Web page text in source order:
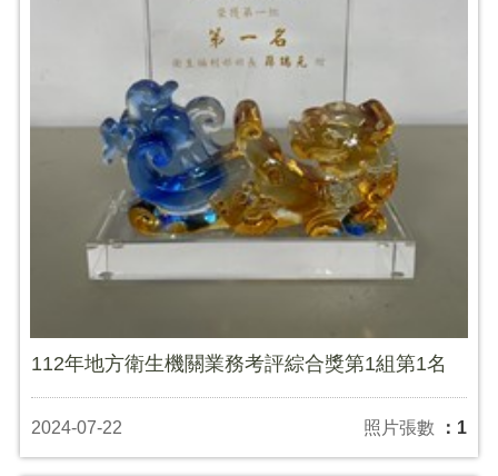
112年地方衛生機關業務考評綜合獎第1組第1名
2024-07-22 照片張數 ：1